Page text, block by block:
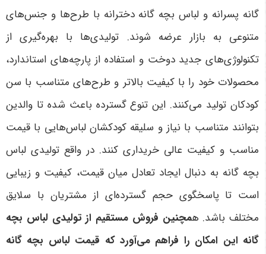
گانه پسرانه و لباس بچه گانه دخترانه با طرح‌ها و جنس‌های
متنوعی به بازار عرضه شوند. تولیدی‌ها با بهره‌گیری از
تکنولوژی‌های جدید دوخت و استفاده از پارچه‌های استاندارد،
محصولات خود را با کیفیت بالاتر و طرح‌های متناسب با سن
کودکان تولید می‌کنند. این تنوع گسترده باعث شده تا والدین
بتوانند متناسب با نیاز و سلیقه کودکشان لباس‌هایی با قیمت
مناسب و کیفیت عالی خریداری کنند. در واقع تولیدی لباس
بچه گانه به دنبال ایجاد تعادل میان قیمت، کیفیت و زیبایی
است تا پاسخگوی حجم گسترده‌ای از مشتریان با سلایق
مختلف باشد. همچنین فروش مستقیم از تولیدی لباس بچه
گانه این امکان را فراهم می‌آورد که قیمت لباس بچه گانه